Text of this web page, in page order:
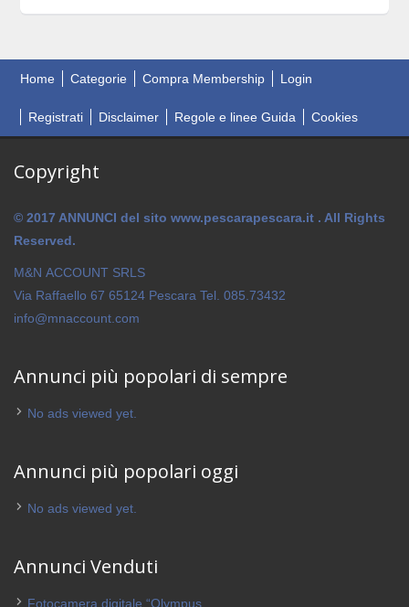
Home Categorie Compra Membership Login
Registrati Disclaimer Regole e linee Guida Cookies
Copyright
© 2017 ANNUNCI del sito www.pescarapescara.it . All Rights
Reserved.
M&N ACCOUNT SRLS
Via Raffaello 67 65124 Pescara Tel. 085.73432
info@mnaccount.com
Annunci più popolari di sempre
No ads viewed yet.
Annunci più popolari oggi
No ads viewed yet.
Annunci Venduti
Fotocamera digitale “Olympus